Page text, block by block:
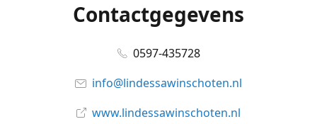
Contactgegevens
0597-435728
info@lindessawinschoten.nl
www.lindessawinschoten.nl